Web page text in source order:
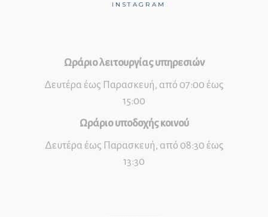
INSTAGRAM
Ωράριο λειτουργίας υπηρεσιών
Δευτέρα έως Παρασκευή, από 07:00 έως
15:00
Ωράριο υποδοχής κοινού
Δευτέρα έως Παρασκευή, από 08:30 έως
13:30